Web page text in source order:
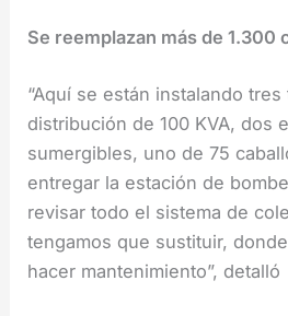
Se reemplazan más de 1.300
“Aquí se están instalando
distribución de 100 KVA, dos
sumergibles, uno de 75
entregar la estación de
revisar todo el sistema de
tengamos que sustituir,
hacer mantenimiento”, detalló